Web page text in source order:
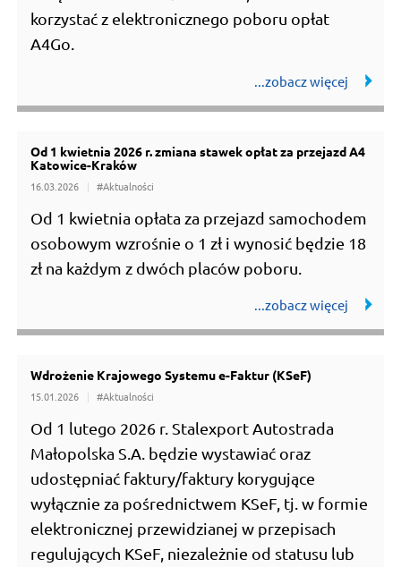
korzystać z elektronicznego poboru opłat
A4Go.
Od 1 kwietnia 2026 r. zmiana stawek opłat za przejazd A4
Katowice-Kraków
16.03.2026 #Aktualności
Od 1 kwietnia opłata za przejazd samochodem
osobowym wzrośnie o 1 zł i wynosić będzie 18
zł na każdym z dwóch placów poboru.
Wdrożenie Krajowego Systemu e-Faktur (KSeF)
15.01.2026 #Aktualności
Od 1 lutego 2026 r. Stalexport Autostrada
Małopolska S.A. będzie wystawiać oraz
udostępniać faktury/faktury korygujące
wyłącznie za pośrednictwem KSeF, tj. w formie
elektronicznej przewidzianej w przepisach
regulujących KSeF, niezależnie od statusu lub